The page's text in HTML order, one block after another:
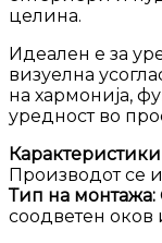
целина.
Идеален е за
визуелна
на хармонија,
уредност во
Производот се
Тип на монтажа:
соодветен оков